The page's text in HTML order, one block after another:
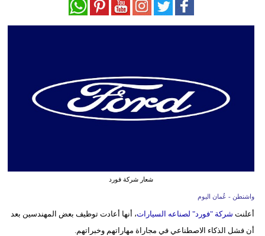
علوم
شعار شركة فورد
واشنطن - عُمان اليوم
أعلنت شركة "فورد" لصناعه السيارات، أنها أعادت توظيف بعض المهندسين بعد
أن فشل الذكاء الاصطناعي في مجاراة مهاراتهم وخبراتهم.